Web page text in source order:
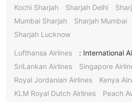
Sharjah Delhi
Kochi Sharjah
Sharjah Mumbai
Mumbai Sharjah
Sharjah Lucknow
International
Lufthansa Airlines
Singapore
SriLankan Airlines
Kenya
Royal Jordanian Airlines
Peach
KLM Royal Dutch Airlines